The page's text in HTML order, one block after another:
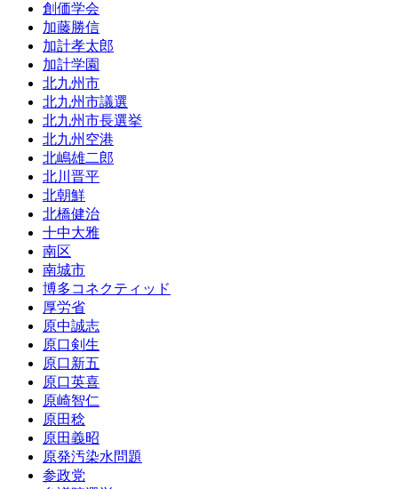
創価学会
加藤勝信
加計孝太郎
加計学園
北九州市
北九州市議選
北九州市長選挙
北九州空港
北嶋雄二郎
北川晋平
北朝鮮
北橋健治
十中大雅
南区
南城市
博多コネクティッド
厚労省
原中誠志
原口剣生
原口新五
原口英喜
原崎智仁
原田稔
原田義昭
原発汚染水問題
参政党